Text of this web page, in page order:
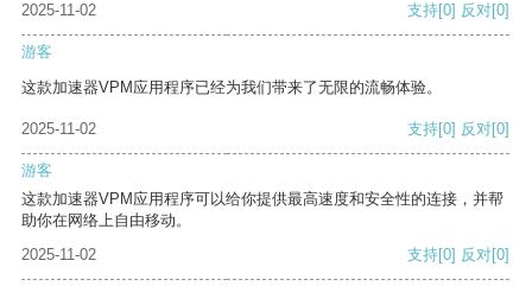
2025-11-02
支持[0] 反对[0]
游客
这款加速器VPM应用程序已经为我们带来了无限的流畅体验。
2025-11-02 支持[0] 反对[0]
游客
这款加速器VPM应用程序可以给你提供最高速度和安全性的连接，并帮
助你在网络上自由移动。
2025-11-02
支持[0] 反对[0]